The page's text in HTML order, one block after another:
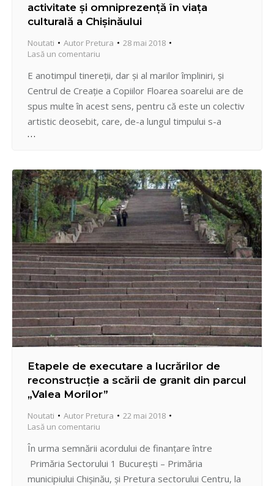
activitate şi omniprezenţă în viaţa
culturală a Chişinăului
Noutati Autor Pretura
28 mai 2018
Lasă un comentariu
E anotimpul tinereții, dar și al marilor împliniri, și
Centrul de Creaţie a Copiilor Floarea soarelui are de
spus multe în acest sens, pentru că este un colectiv
artistic deosebit, care, de-a lungul timpului s-a
afirmat nu doar la nivel de municipiu / republică, ci și
Etapele de executare a lucrărilor de
reconstrucţie a scării de granit din parcul
„Valea Morilor”
Noutati Autor Pretura
22 mai 2018
Lasă un comentariu
În urma semnării acordului de finanţare între
Primăria Sectorului 1 București – Primăria
municipiului Chişinău, şi Pretura sectorului Centru, la